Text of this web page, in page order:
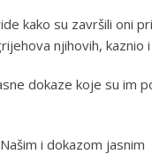
kako su završili oni
njihovih, kaznio
dokaze koje su im
i dokazom jasnim